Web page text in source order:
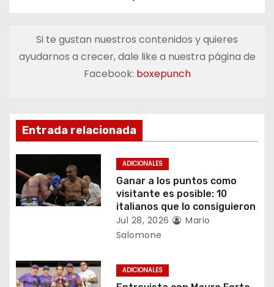
g
i
ó
n
d
e
n
Si te gustan nuestros contenidos y quieres
ayudarnos a crecer, dale like a nuestra página de
Facebook: boxepunch
Entrada relacionada
ADICIONALES
Ganar a los puntos como
visitante es posible: 10
italianos que lo consiguieron
Jul 28, 2026
Mario
Salomone
ADICIONALES